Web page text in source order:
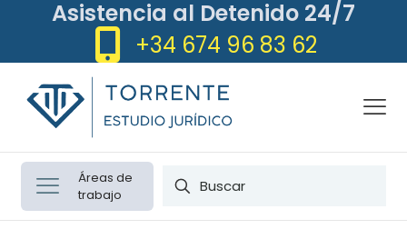
Asistencia al Detenido 24/7
+34 674 96 83 62
Áreas de
trabajo